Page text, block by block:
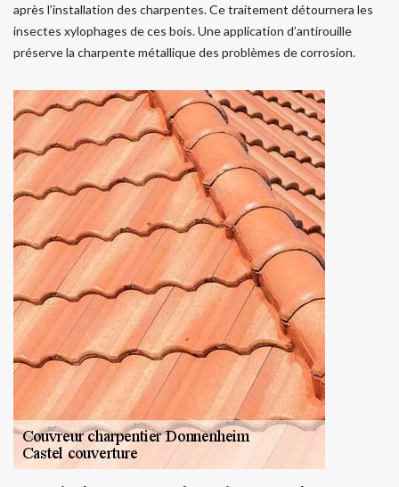
après l’installation des charpentes. Ce traitement détournera les
insectes xylophages de ces bois. Une application d’antirouille
préserve la charpente métallique des problèmes de corrosion.